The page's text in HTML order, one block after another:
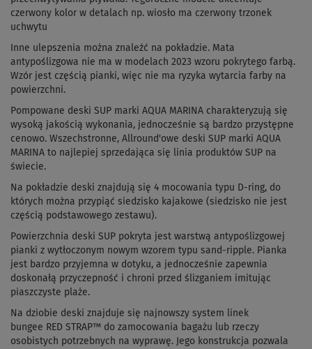
czerwony kolor w detalach np. wiosło ma czerwony trzonek
uchwytu
Inne ulepszenia można znaleźć na pokładzie. Mata
antypoślizgowa nie ma w modelach 2023 wzoru pokrytego farbą.
Wzór jest częścią pianki, więc nie ma ryzyka wytarcia farby na
powierzchni.
Pompowane deski SUP marki AQUA MARINA charakteryzują się
wysoką jakością wykonania, jednocześnie są bardzo przystępne
cenowo. Wszechstronne, Allround'owe deski SUP marki AQUA
MARINA to najlepiej sprzedająca się linia produktów SUP na
świecie.
Na pokładzie deski znajdują się 4 mocowania typu D-ring, do
których można przypiąć siedzisko kajakowe (siedzisko nie jest
częścią podstawowego zestawu).
Powierzchnia deski SUP pokryta jest warstwą antypoślizgowej
pianki z wytłoczonym nowym wzorem typu sand-ripple. Pianka
jest bardzo przyjemna w dotyku, a jednocześnie zapewnia
doskonałą przyczepność i chroni przed ślizganiem imitując
piaszczyste plaże.
Na dziobie deski znajduje się najnowszy system linek
bungee RED STRAP™ do zamocowania bagażu lub rzeczy
osobistych potrzebnych na wyprawę. Jego konstrukcja pozwala